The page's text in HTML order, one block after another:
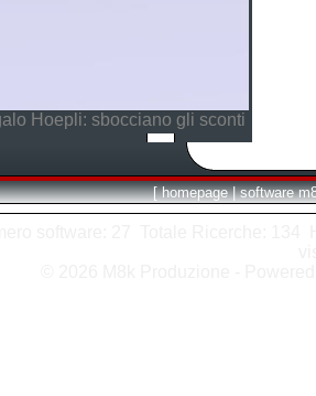
Hoepli: sbocciano gli sconti
[ homepage | software